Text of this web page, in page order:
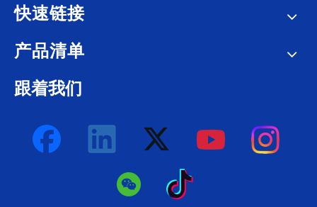
快速链接
产品清单
跟着我们